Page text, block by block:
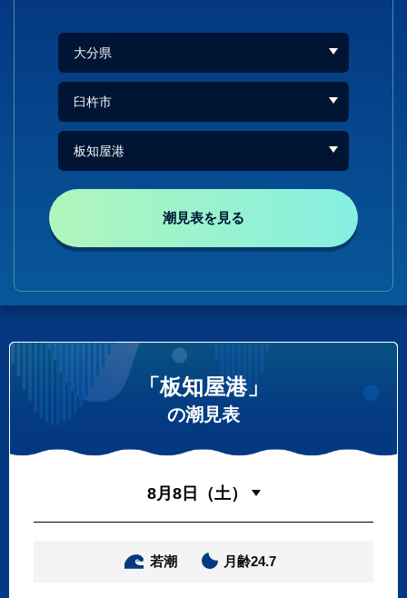
潮見表を見る
「板知屋港」
の潮見表
若潮 月齢24.7